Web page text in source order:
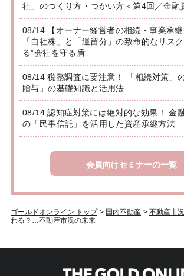
社」のつくり方・つかい方＜第4回／金融
08/14 【オーナー経営者の相続・事業承継
「自社株」と「遺留分」の致命的なリス
る”会社を守る盾”
08/14 税務調査に要注意！ 「相続対策」
贈与」の基礎知識と活用法
08/14 認知症対策には絶対的な効果！ 金
の「民事信託」を活用した資産承継方法
会員向けセミナーの一覧
ゴールドオンライン トップ > 国内不動産 > 不動産市況
わる？…不動産市況の未来